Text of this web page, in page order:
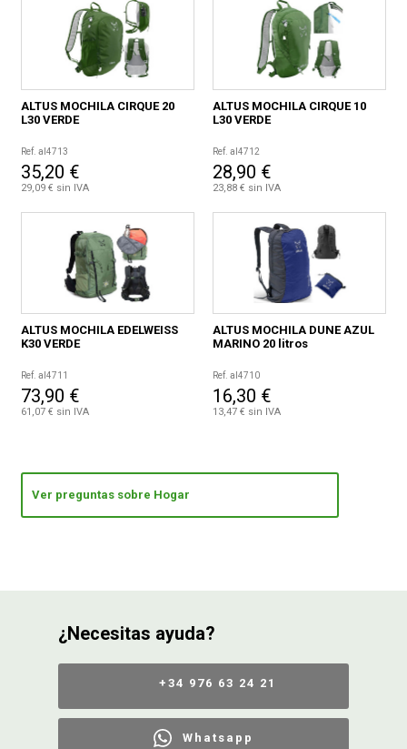
ALTUS MOCHILA CIRQUE 20
L30 VERDE
Ref. al4713
35,20 €
29,09 € sin IVA
ALTUS MOCHILA CIRQUE 10
L30 VERDE
Ref. al4712
28,90 €
23,88 € sin IVA
ALTUS MOCHILA EDELWEISS
K30 VERDE
Ref. al4711
73,90 €
61,07 € sin IVA
ALTUS MOCHILA DUNE AZUL
MARINO 20 litros
Ref. al4710
16,30 €
13,47 € sin IVA
Ver preguntas sobre Hogar
¿Necesitas ayuda?
+34 976 63 24 21
Whatsapp